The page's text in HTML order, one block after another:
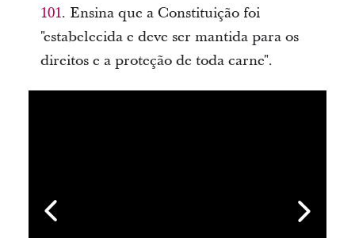
101. Ensina que a Constituição foi
"estabelecida e deve ser mantida para os
direitos e a proteção de toda carne".